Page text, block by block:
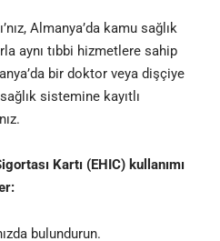
Almanya’da kamu sağlık
aynı tıbbi hizmetlere sahip
bir doktor veya dişçiye
sistemine kayıtlı
Kartı (EHIC) kullanımı
bulundurun.